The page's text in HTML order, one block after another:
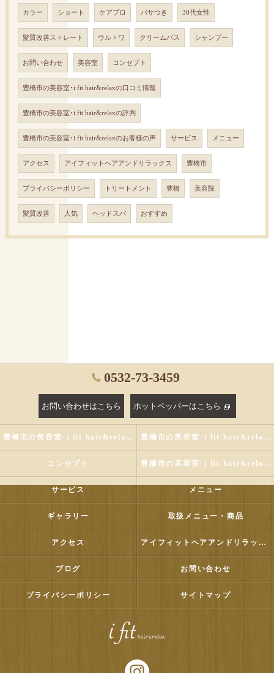
カラー ショート ケアプロ パサつき 30代女性
髪質改善ストレート ウルトワ クリームバス シャンプー
お問い合わせ 美容室 コンセプト
豊橋市の美容室･i fit hair&relaxの口コミ情報
豊橋市の美容室･i fit hair&relaxの評判
豊橋市の美容室･i fit hair&relaxのお客様の声 サービス メニュー
アクセス アイフィットヘアアンドリラックス 豊橋市
プライバシーポリシー トリートメント 豊橋 美容院
髪質改善 人気 ヘッドスパ おすすめ
0532-73-3459
お問い合わせはこちら ホットペッパーはこちら
豊橋市の美容室･i fit hair&relaxの評判 豊橋市の美容室･i fit hair&relaxのお客様の声
コンセプト 豊橋市の美容室･i fit hair&relaxの口コミ情報
サービス メニュー
ギャラリー 取扱メニュー・商品
アクセス アイフィットヘアアンドリラックス
ブログ お問い合わせ
プライバシーポリシー サイトマップ